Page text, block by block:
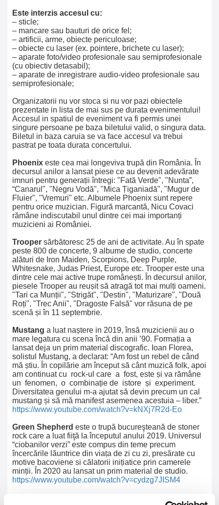
Este interzis accesul cu:
– sticle;
– mancare sau bauturi de orice fel;
– artificii, arme, obiecte periculoase;
– obiecte cu laser (ex. pointere, brichete cu laser);
– aparate foto/video profesionale sau semiprofesionale
(cu obiectiv detasabil);
– aparate de inregistrare audio-video profesionale sau
semiprofesionale;
Organizatorii nu vor stoca si nu vor pazi obiectele
prezentate in lista de mai sus pe durata evenimentului!
Accesul in spatiul de eveniment va fi permis unei
singure persoane pe baza biletului valid, o singura data.
Biletul in baza caruia se va face accesul va trebui
pastrat pe toata durata concertului.
Phoenix este cea mai longeviva trupă din România. În
decursul anilor a lansat piese ce au devenit adevărate
imnuri pentru generații întregi: "Fată Verde", "Nunta”,
“Canarul", "Negru Vodă", "Mica Țiganiadă", "Mugur de
Fluier", "Vremuri" etc. Albumele Phoenix sunt repere
pentru orice muzician. Figură marcantă, Nicu Covaci
rămâne indiscutabil unul dintre cei mai importanți
muzicieni ai României.
Trooper sărbătoresc 25 de ani de activitate. Au în spate
peste 800 de concerte, 9 albume de studio, concerte
alături de Iron Maiden, Scorpions, Deep Purple,
Whitesnake, Judas Priest, Europe etc. Trooper este una
dintre cele mai active trupe românești. În decursul anilor,
piesele Trooper au reușit să atragă tot mai mulți oameni.
"Tari ca Munții", "Strigăt", "Destin", "Maturizare", "Două
Roți", "Trec Anii", "Dragoste Falsă" vor răsuna de pe
scenă și în 11 septembrie.
Mustang a luat naștere in 2019, însă muzicienii au o
mare legatura cu scena încă din anii ’90. Formația a
lansat deja un prim material discografic. Ioan Florea,
solistul Mustang, a declarat: “Am fost un rebel de când
mă știu. În copilărie am început să cânt muzică folk, apoi
am continuat cu rock-ul care a fost, este și va rămâne
un fenomen, o combinație de istore și experiment.
Diversitatea genului m-a ajutat să devin precum un cal
mustang și să mă manifest asemenea acestuia – liber.”
https://www.youtube.com/watch?v=kNXj7R2d-Eo
Green Shepherd este o trupă bucureşteană de stoner
rock care a luat fiiţă la începutul anului 2019. Universul
“ciobanilor verzi” este compus din teme precum
încercările lăuntrice din viața de zi cu zi, presărate cu
motive bacoviene si călatorii inițiatice prin camerele
minții. În 2020 au lansat un prim material de studio.
https://www.youtube.com/watch?v=cydzg7JISM4